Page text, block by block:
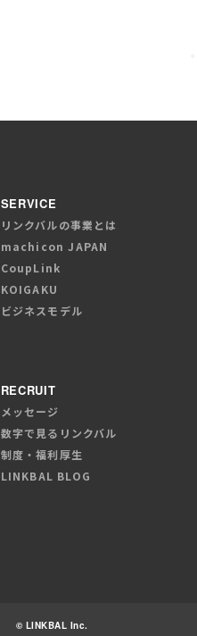
SERVICE
リンクバルの事業とは
machicon JAPAN
CoupLink
KOIGAKU
ビジネスモデル
RECRUIT
メッセージ
数字で見るリンクバル
制度・福利厚生
LINKBAL BLOG
© LINKBAL Inc.